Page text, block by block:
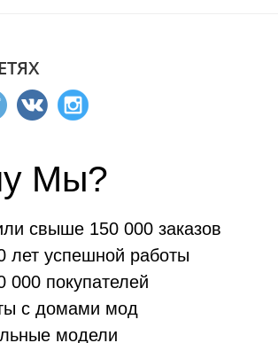
Мы?
свыше 150 000 заказов
лет успешной работы
000 покупателей
с домами мод
модели